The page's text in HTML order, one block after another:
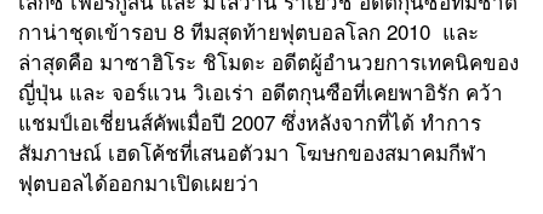
กาน่าชุดเข้ารอบ 8 ทีมสุดท้ายฟุตบอลโลก 2010 และ
ล่าสุดคือ มาซาฮิโระ ชิโมดะ อดีตผู้อำนวยการเทคนิคของ
ญี่ปุ่น และ จอร์แวน วิเอเร่า อดีตกุนซือที่เคยพาอิรัก คว้า
แชมป์เอเชี่ยนส์คัพเมื่อปี 2007 ซึ่งหลังจากที่ได้ ทำการ
สัมภาษณ์ เฮดโค้ชที่เสนอตัวมา โฆษกของสมาคมกีฬา
ฟุตบอลได้ออกมาเปิดเผยว่า